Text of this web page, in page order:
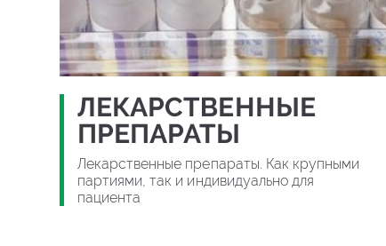
ЛЕКАРСТВЕННЫЕ
ПРЕПАРАТЫ
Лекарственные препараты. Как крупными
партиями, так и индивидуально для
пациента